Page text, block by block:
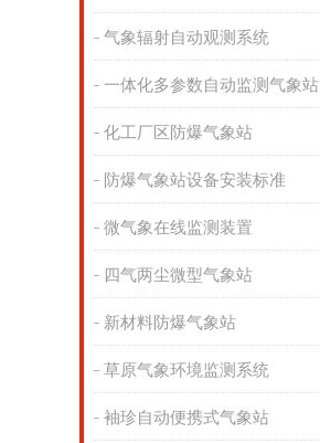
气象辐射自动观测系统
一体化多参数自动监测气象站
化工厂区防爆气象站
防爆气象站设备安装标准
微气象在线监测装置
四气两尘微型气象站
新材料防爆气象站
草原气象环境监测系统
袖珍自动便携式气象站